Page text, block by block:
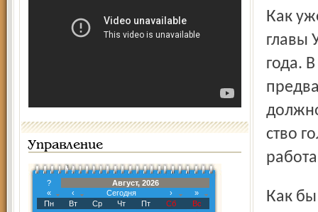
Управление
?
Август, 2026
«
‹ Сегодня ›
»
Пн
Вт Ср Чт Пт Сб
Вс
Как уже сообщалось, Угличская Дума назначила выборы
главы
года.
ство
Как бы ни сложились дальнейшие события, ясно одно: